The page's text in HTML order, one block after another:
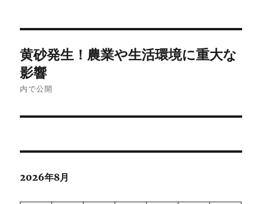
稿
ナ
ビ
黄砂発生！農業や生活環境に重大な
影響
内で公開
2026年8月